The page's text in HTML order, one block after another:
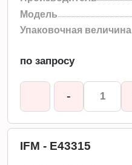
Модель
Упаковочная величина
по запросу
-
IFM - E43315